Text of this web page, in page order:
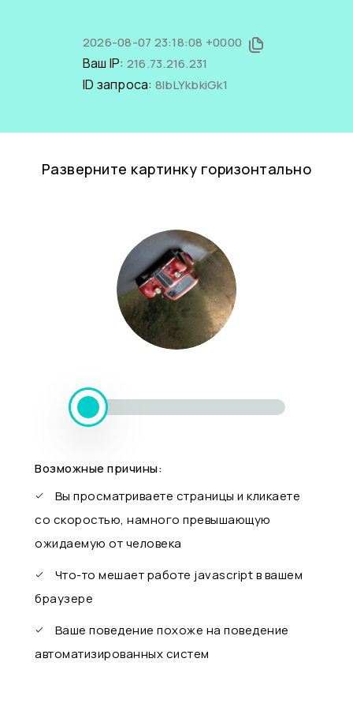
2026-08-07 23:18:08 +0000
Ваш IP: 216.73.216.231
ID запроса: 8IbLYkbkiGk1
Разверните картинку горизонтально
Возможные причины:
Вы просматриваете страницы и кликаете
со скоростью, намного превышающую
ожидаемую от человека
Что-то мешает работе javascript в вашем
браузере
Ваше поведение похоже на поведение
автоматизированных систем